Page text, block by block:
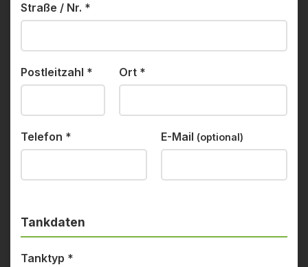
Straße / Nr. *
Postleitzahl * Ort *
Telefon * E-Mail (optional)
Tankdaten
Tanktyp *